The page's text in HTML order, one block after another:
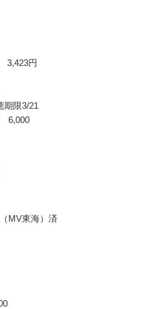
3,423円
期限3/21
6,000
MV東海）済